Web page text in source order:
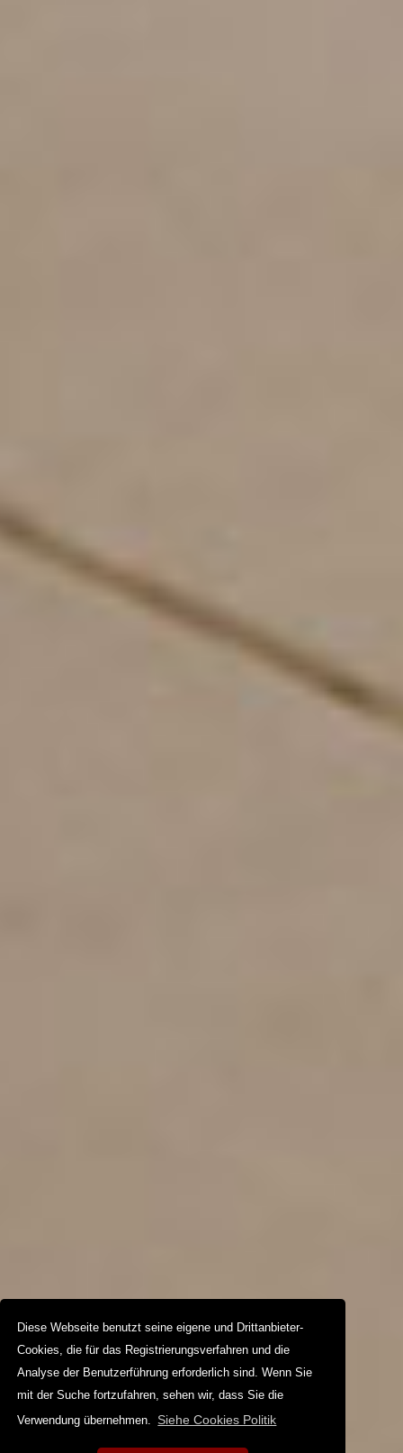
Diese Webseite benutzt seine eigene und Drittanbieter-
Cookies, die für das Registrierungsverfahren und die
Analyse der Benutzerführung erforderlich sind. Wenn Sie
mit der Suche fortzufahren, sehen wir, dass Sie die
Verwendung übernehmen. Siehe Cookies Politik